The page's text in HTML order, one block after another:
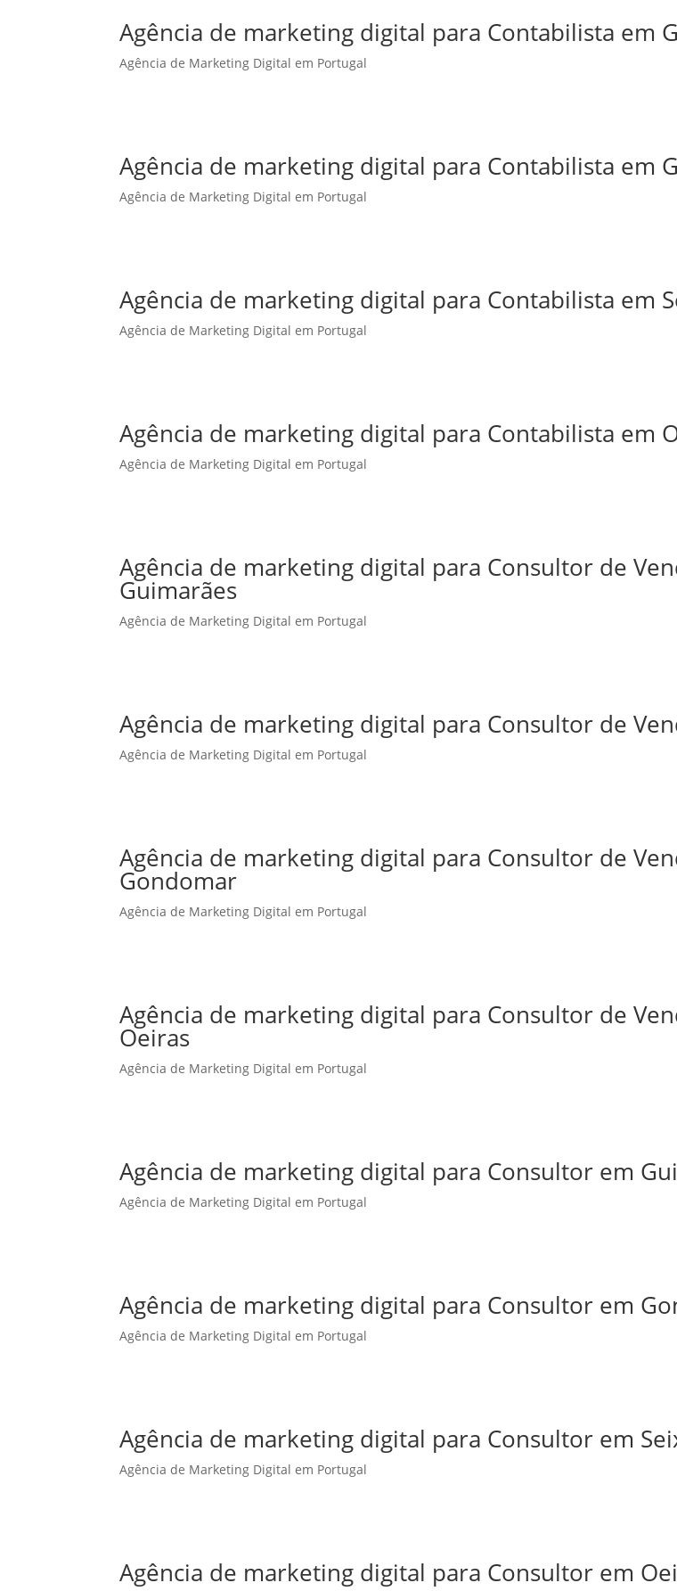
Agência de marketing digital para Contabilista em
Agência de Marketing Digital em Portugal
Agência de marketing digital para Contabilista em
Agência de Marketing Digital em Portugal
Agência de marketing digital para Contabilista em
Agência de Marketing Digital em Portugal
Agência de marketing digital para Contabilista em
Agência de Marketing Digital em Portugal
Agência de marketing digital para Consultor de
Guimarães
Agência de Marketing Digital em Portugal
Agência de marketing digital para Consultor de
Agência de Marketing Digital em Portugal
Agência de marketing digital para Consultor de
Gondomar
Agência de Marketing Digital em Portugal
Agência de marketing digital para Consultor de
Oeiras
Agência de Marketing Digital em Portugal
Agência de marketing digital para Consultor em
Agência de Marketing Digital em Portugal
Agência de marketing digital para Consultor em
Agência de Marketing Digital em Portugal
Agência de marketing digital para Consultor em
Agência de Marketing Digital em Portugal
Agência de marketing digital para Consultor em